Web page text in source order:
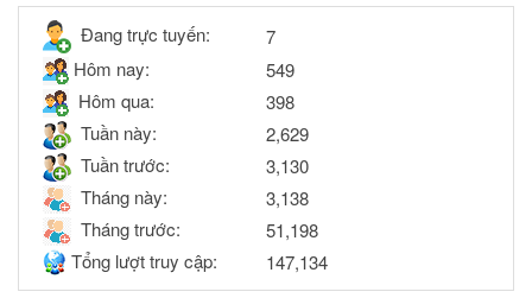
Đang trực tuyến:
7
Hôm nay:
549
Hôm qua:
398
Tuần này:
2,629
Tuần trước:
3,130
Tháng này:
3,138
Tháng trước:
51,198
Tổng lượt truy cập:
147,134